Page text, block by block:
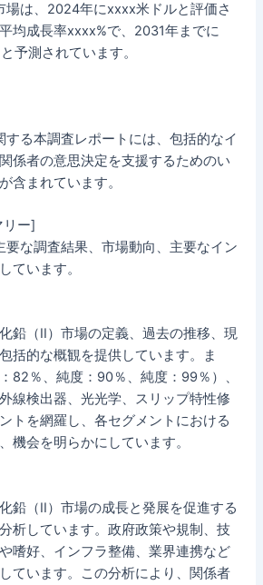
場は、2024年にxxxx米ドルと評価さ
均成長率xxxx%で、2031年までに
予測されています。
する本調査レポートには、包括的なイ
係者の意思決定を支援するためのい
含まれています。
リー]
要な調査結果、市場動向、主要なイン
ています。
鉛（II）市場の定義、過去の推移、現
括的な概観を提供しています。ま
82％、純度：90％、純度：99％）、
線検出器、光光学、スリップ特性修
トを網羅し、各セグメントにおける
機会を明らかにしています。
鉛（II）市場の成長と発展を促進する
析しています。政府政策や規制、技
嗜好、インフラ整備、業界連携など
ています。この分析により、関係者